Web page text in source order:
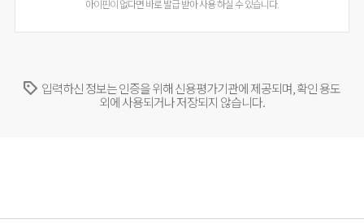
아이핀이 없다면 바로 발급 받아 사용 하실 수 있습니다.
입력하신 정보는 인증을 위해 신용평가기관에 제공되며, 확인 용도
외에 사용되거나 저장되지 않습니다.